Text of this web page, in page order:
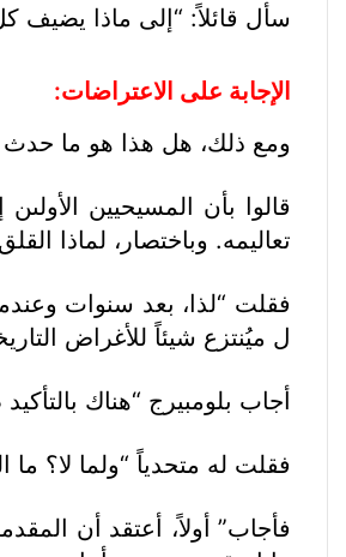
سأل قائلاً: “إلى ماذا يضيف
الإجابة على الاعتراضات:
ومع ذلك، هل هذا هو ما حدث
قالوا بأن المسيحيين
تعاليمه. وباختصار، لماذا
فقلت “لذا، بعد سنوات
ل ميُنتزع شيئاً للأغراض
أجاب بلومبيرج “هناك
فقلت له متحدياً “ولما لا؟
فأجاب” أولاً، أعتقد أن